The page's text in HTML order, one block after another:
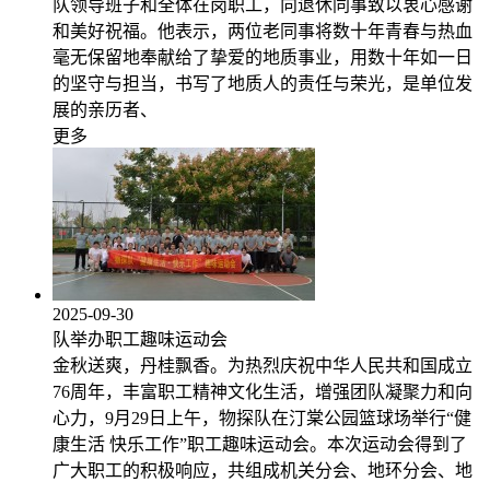
队领导班子和全体在岗职工，向退休同事致以衷心感谢
和美好祝福。他表示，两位老同事将数十年青春与热血
毫无保留地奉献给了挚爱的地质事业，用数十年如一日
的坚守与担当，书写了地质人的责任与荣光，是单位发
展的亲历者、
更多
2025-09-30
队举办职工趣味运动会
金秋送爽，丹桂飘香。为热烈庆祝中华人民共和国成立
76周年，丰富职工精神文化生活，增强团队凝聚力和向
心力，9月29日上午，物探队在汀棠公园篮球场举行“健
康生活 快乐工作”职工趣味运动会。本次运动会得到了
广大职工的积极响应，共组成机关分会、地环分会、地